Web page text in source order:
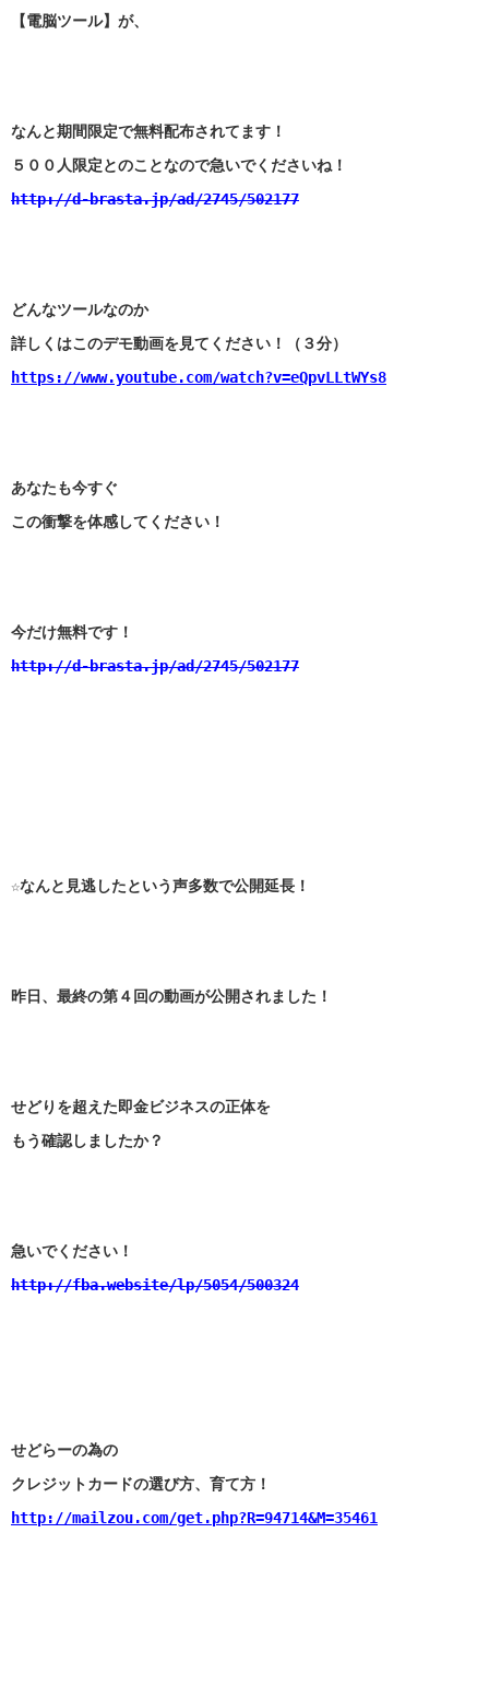
【電脳ツール】が、
なんと期間限定で無料配布されてます！
５００人限定とのことなので急いでくださいね！
http://d-brasta.jp/ad/2745/502177
どんなツールなのか
詳しくはこのデモ動画を見てください！（３分）
https://www.youtube.com/watch?v=eQpvLLtWYs8
あなたも今すぐ
この衝撃を体感してください！
今だけ無料です！
http://d-brasta.jp/ad/2745/502177
☆なんと見逃したという声多数で公開延長！
昨日、最終の第４回の動画が公開されました！
せどりを超えた即金ビジネスの正体を
もう確認しましたか？
急いでください！
http://fba.website/lp/5054/500324
せどらーの為の
クレジットカードの選び方、育て方！
http://mailzou.com/get.php?R=94714&M=35461